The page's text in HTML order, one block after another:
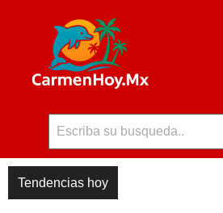
Tendencias hoy